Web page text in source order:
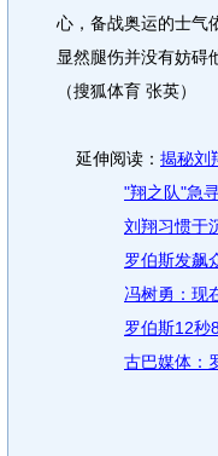
心，备战奥运的士气
显然腿伤并没有妨
（搜狐体育 张英）
延伸阅读： 揭秘刘
"翔之队"急
刘翔习惯于
罗伯斯发飙
冯树勇：现
罗伯斯12秒
古巴媒体：